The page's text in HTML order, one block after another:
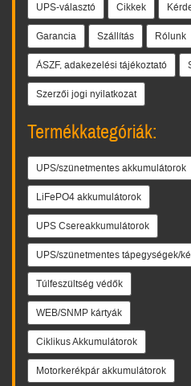
UPS-választó Cikkek
Garancia Szállítás Rólunk
ÁSZF, adakezelési tájékoztató
Szerzői jogi nyilatkozat
Termékkategóriák:
UPS/szünetmentes akkumulátorok
LiFePO4 akkumulátorok
UPS Csereakkumulátorok
UPS/szünetmentes tápegységek/
Túlfeszültség védők
WEB/SNMP kártyák
Ciklikus Akkumulátorok
Motorkerékpár akkumulátorok